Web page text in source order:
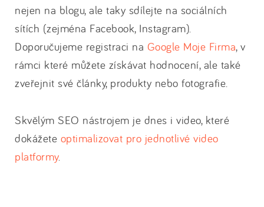
nejen na blogu, ale taky sdílejte na sociálních
sítích (zejména Facebook, Instagram).
Doporučujeme registraci na Google Moje Firma, v
rámci které můžete získávat hodnocení, ale také
zveřejnit své články, produkty nebo fotografie.
Skvělým SEO nástrojem je dnes i video, které
dokážete optimalizovat pro jednotlivé video
platformy.